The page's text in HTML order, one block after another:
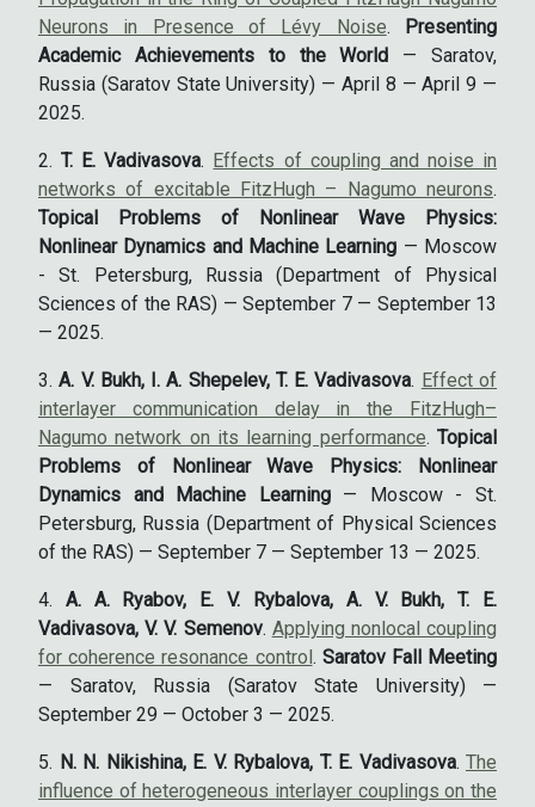
Neurons in Presence of Lévy Noise.
Presenting
Academic Achievements to the World — Saratov,
Russia (Saratov State University) — April 8 — April 9 —
2025.
T. E. Vadivasova. Effects of coupling and noise in
networks of excitable FitzHugh – Nagumo neurons.
Topical Problems of Nonlinear Wave Physics:
Nonlinear Dynamics and Machine Learning — Moscow
- St. Petersburg, Russia (Department of Physical
Sciences of the RAS) — September 7 — September 13
— 2025.
A. V. Bukh, I. A. Shepelev, T. E. Vadivasova. Effect of
interlayer communication delay in the FitzHugh–
Nagumo network on its learning performance.Topical
Problems of Nonlinear Wave Physics: Nonlinear
Dynamics and Machine Learning— Moscow - St.
Petersburg, Russia (Department of Physical Sciences
of the RAS) — September 7 — September 13 — 2025.
A. A. Ryabov, E. V. Rybalova, A. V. Bukh, T. E.
Vadivasova, V. V. Semenov. Applying nonlocal coupling
for coherence resonance control . Saratov Fall Meeting
— Saratov, Russia (Saratov State University) —
September 29 — October 3 — 2025.
N. N. Nikishina, E. V. Rybalova, T. E. Vadivasova. The
influence of heterogeneous interlayer couplings on the